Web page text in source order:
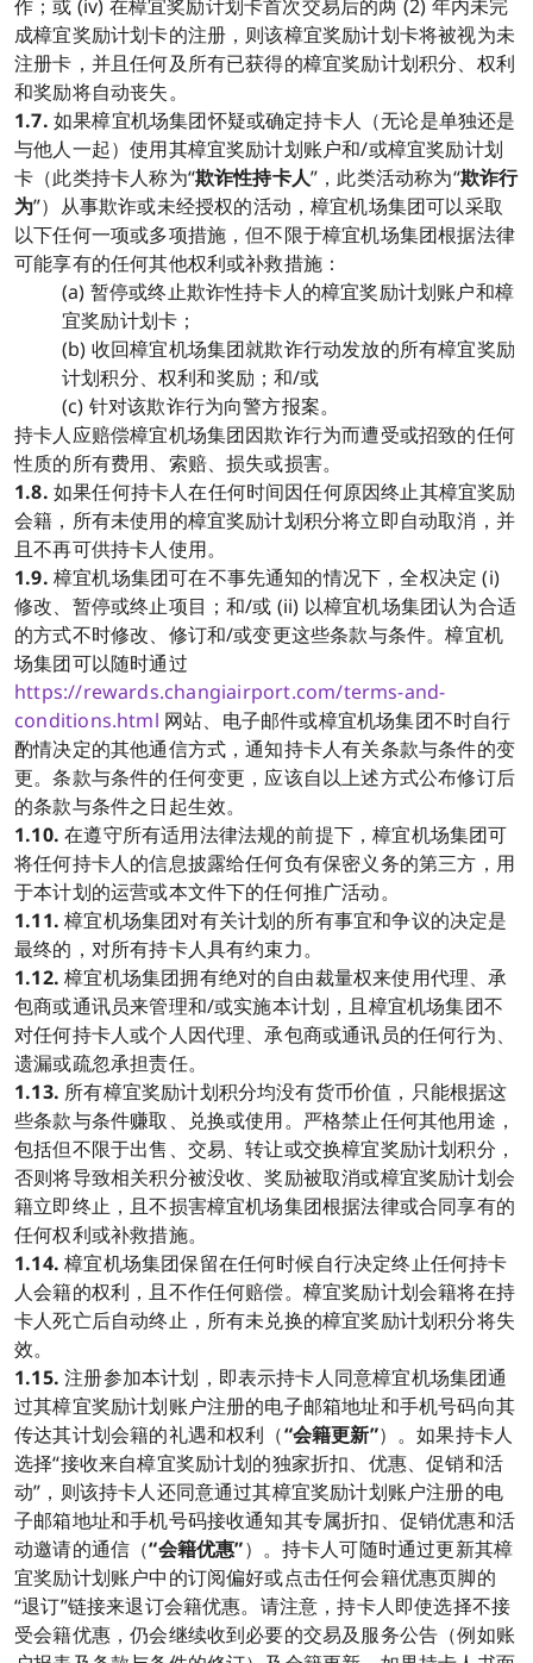
作；或 (iv) 在樟宜奖励计划卡首次交易后的两 (2) 年内未完
成樟宜奖励计划卡的注册，则该樟宜奖励计划卡将被视为未
注册卡，并且任何及所有已获得的樟宜奖励计划积分、权利
和奖励将自动丧失。
1.7. 如果樟宜机场集团怀疑或确定持卡人（无论是单独还是
与他人一起）使用其樟宜奖励计划账户和/或樟宜奖励计划
卡（此类持卡人称为“欺诈性持卡人”，此类活动称为“欺诈行
为”）从事欺诈或未经授权的活动，樟宜机场集团可以采取
以下任何一项或多项措施，但不限于樟宜机场集团根据法律
可能享有的任何其他权利或补救措施：
(a) 暂停或终止欺诈性持卡人的樟宜奖励计划账户和樟
宜奖励计划卡；
(b) 收回樟宜机场集团就欺诈行动发放的所有樟宜奖励
计划积分、权利和奖励；和/或
(c) 针对该欺诈行为向警方报案。
持卡人应赔偿樟宜机场集团因欺诈行为而遭受或招致的任何
性质的所有费用、索赔、损失或损害。
1.8. 如果任何持卡人在任何时间因任何原因终止其樟宜奖励
会籍，所有未使用的樟宜奖励计划积分将立即自动取消，并
且不再可供持卡人使用。
1.9. 樟宜机场集团可在不事先通知的情况下，全权决定 (i)
修改、暂停或终止项目；和/或 (ii) 以樟宜机场集团认为合适
的方式不时修改、修订和/或变更这些条款与条件。樟宜机
场集团可以随时通过
https://rewards.changiairport.com/terms-and-
conditions.html 网站、电子邮件或樟宜机场集团不时自行
酌情决定的其他通信方式，通知持卡人有关条款与条件的变
更。条款与条件的任何变更，应该自以上述方式公布修订后
的条款与条件之日起生效。
1.10. 在遵守所有适用法律法规的前提下，樟宜机场集团可
将任何持卡人的信息披露给任何负有保密义务的第三方，用
于本计划的运营或本文件下的任何推广活动。
1.11. 樟宜机场集团对有关计划的所有事宜和争议的决定是
最终的，对所有持卡人具有约束力。
1.12. 樟宜机场集团拥有绝对的自由裁量权来使用代理、承
包商或通讯员来管理和/或实施本计划，且樟宜机场集团不
对任何持卡人或个人因代理、承包商或通讯员的任何行为、
遗漏或疏忽承担责任。
1.13. 所有樟宜奖励计划积分均没有货币价值，只能根据这
些条款与条件赚取、兑换或使用。严格禁止任何其他用途，
包括但不限于出售、交易、转让或交换樟宜奖励计划积分，
否则将导致相关积分被没收、奖励被取消或樟宜奖励计划会
籍立即终止，且不损害樟宜机场集团根据法律或合同享有的
任何权利或补救措施。
1.14. 樟宜机场集团保留在任何时候自行决定终止任何持卡
人会籍的权利，且不作任何赔偿。樟宜奖励计划会籍将在持
卡人死亡后自动终止，所有未兑换的樟宜奖励计划积分将失
效。
1.15. 注册参加本计划，即表示持卡人同意樟宜机场集团通
过其樟宜奖励计划账户注册的电子邮箱地址和手机号码向其
传达其计划会籍的礼遇和权利（“会籍更新”）。如果持卡人
选择“接收来自樟宜奖励计划的独家折扣、优惠、促销和活
动”，则该持卡人还同意通过其樟宜奖励计划账户注册的电
子邮箱地址和手机号码接收通知其专属折扣、促销优惠和活
动邀请的通信（“会籍优惠”）。持卡人可随时通过更新其樟
宜奖励计划账户中的订阅偏好或点击任何会籍优惠页脚的
“退订”链接来退订会籍优惠。请注意，持卡人即使选择不接
受会籍优惠，仍会继续收到必要的交易及服务公告（例如账